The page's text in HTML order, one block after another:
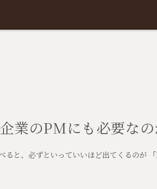
業のPMにも必要なの
ると、必ずといっていいほど出てくるのが